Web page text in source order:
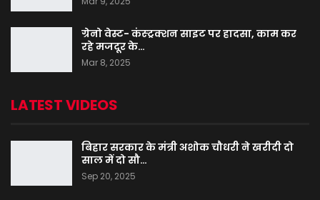
ग्रेनो वेस्ट- कंस्ट्रक्शन साइट पर हादसा, काम कर
रहे मजदूर के…
Mar 8, 2025
LATEST VIDEOS
बिहार सरकार के मंत्री अशोक चौधरी ने खरीदी दो
साल में दो सौ…
Sep 20, 2025